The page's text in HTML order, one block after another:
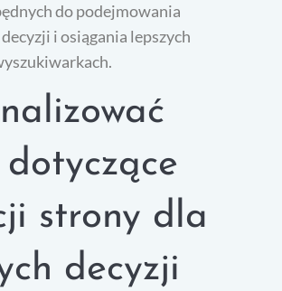
do podejmowania
i osiągania lepszych
strony dla
decyzji